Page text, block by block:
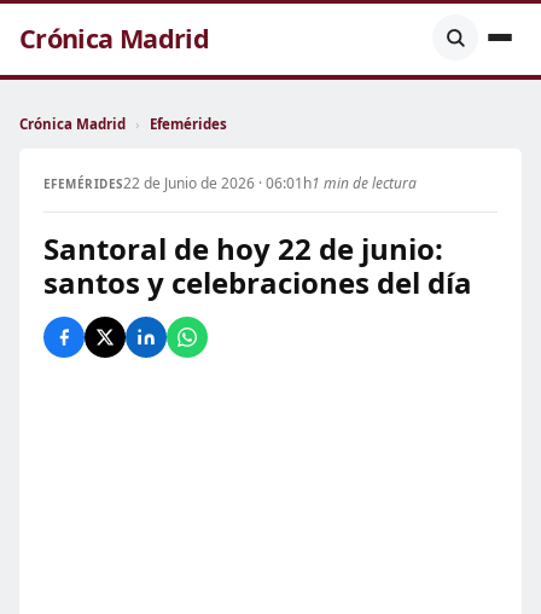
Crónica Madrid
Crónica Madrid › Efemérides
EFEMÉRIDES22 de Junio de 2026 · 06:01h1 min de lectura
Santoral de hoy 22 de junio:
santos y celebraciones del día